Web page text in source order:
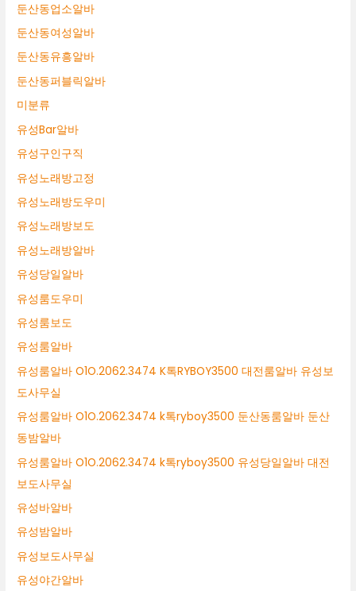
둔산동업소알바
둔산동여성알바
둔산동유흥알바
둔산동퍼블릭알바
미분류
유성Bar알바
유성구인구직
유성노래방고정
유성노래방도우미
유성노래방보도
유성노래방알바
유성당일알바
유성룸도우미
유성룸보도
유성룸알바
유성룸알바 O1O.2062.3474 K톡RYBOY3500 대전룸알바 유성보
도사무실
유성룸알바 O1O.2062.3474 k톡ryboy3500 둔산동룸알바 둔산
동밤알바
유성룸알바 O1O.2062.3474 k톡ryboy3500 유성당일알바 대전
보도사무실
유성바알바
유성밤알바
유성보도사무실
유성야간알바